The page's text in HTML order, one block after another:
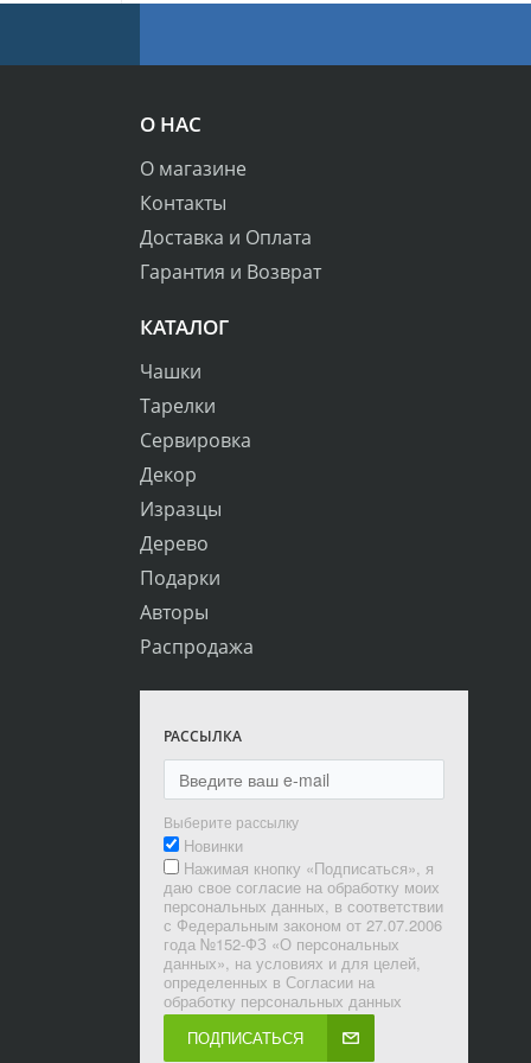
О НАС
О магазине
Контакты
Доставка и Оплата
Гарантия и Возврат
КАТАЛОГ
Чашки
Тарелки
Сервировка
Декор
Изразцы
Дерево
Подарки
Авторы
Распродажа
РАССЫЛКА
Выберите рассылку
Новинки
Нажимая кнопку «Подписаться», я
даю свое согласие на обработку моих
персональных данных, в соответствии
с Федеральным законом от 27.07.2006
года №152-ФЗ «О персональных
данных», на условиях и для целей,
определенных в Согласии на
обработку персональных данных
ПОДПИСАТЬСЯ